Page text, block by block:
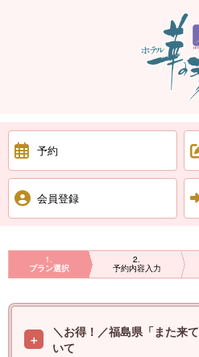
予約
会員登録
1
プラン選択
2
予約内容入力
＼お得！／福島県「また来
いて